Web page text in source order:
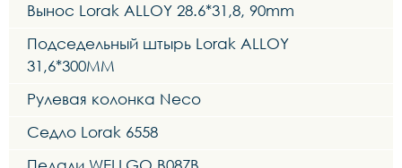
Вынос Lorak ALLOY 28.6*31,8, 90mm
Подседельный штырь Lorak ALLOY
31,6*300MM
Рулевая колонка Neco
Седло Lorak 6558